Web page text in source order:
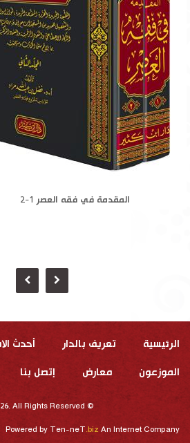
المقدمة في فقه العصر 1-2
الرئيسية تعريف بالدار أحدث
الموزعون معارض إتصل بنا
All Rights Reserved ©
Powered by Ten-neT.biz An Internet Company